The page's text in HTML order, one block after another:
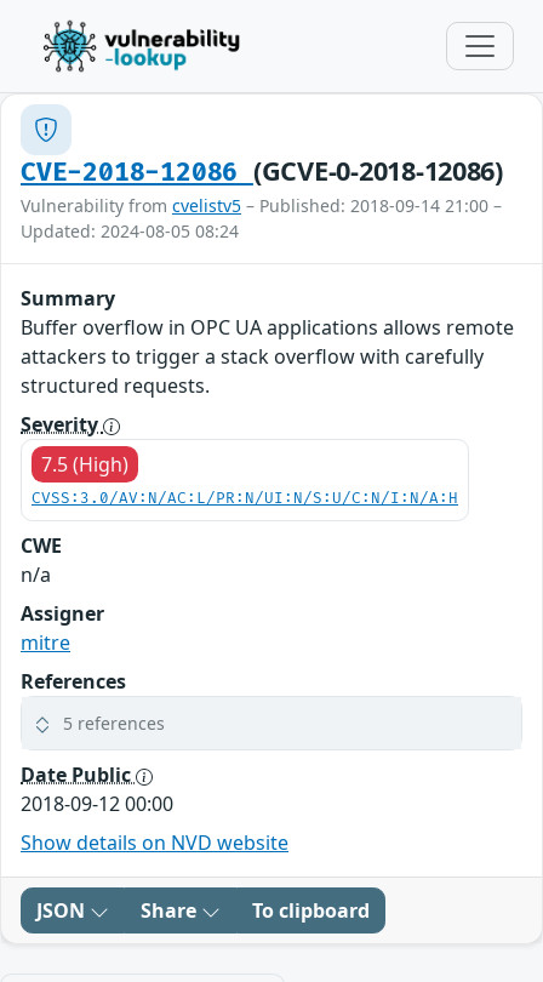
CVE-2018-12086 (GCVE-0-2018-12086)
Vulnerability from cvelistv5 – Published: 2018-09-14 21:00 –
Updated: 2024-08-05 08:24
Summary
Buffer overflow in OPC UA applications allows remote
attackers to trigger a stack overflow with carefully
structured requests.
Severity
7.5 (High)
CVSS:3.0/AV:N/AC:L/PR:N/UI:N/S:U/C:N/I:N/A:H
CWE
n/a
Assigner
mitre
References
5 references
Date Public
2018-09-12 00:00
Show details on NVD website
JSON Share To clipboard